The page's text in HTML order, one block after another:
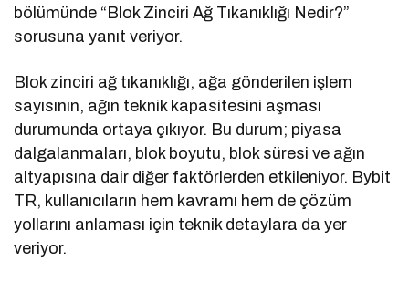
bölümünde “Blok Zinciri Ağ Tıkanıklığı Nedir?”
sorusuna yanıt veriyor.
Blok zinciri ağ tıkanıklığı, ağa gönderilen işlem
sayısının, ağın teknik kapasitesini aşması
durumunda ortaya çıkıyor. Bu durum; piyasa
dalgalanmaları, blok boyutu, blok süresi ve ağın
altyapısına dair diğer faktörlerden etkileniyor. Bybit
TR, kullanıcıların hem kavramı hem de çözüm
yollarını anlaması için teknik detaylara da yer
veriyor.